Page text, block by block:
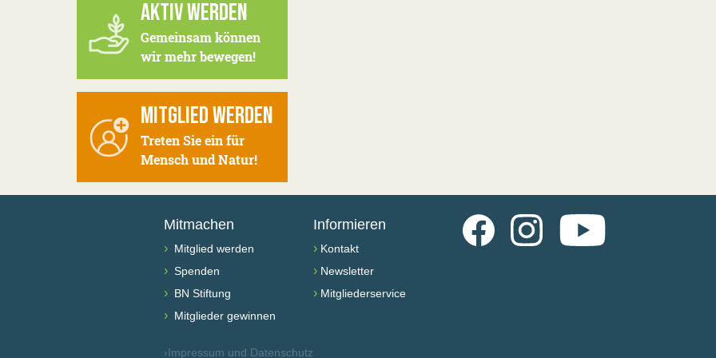
AKTIV WERDEN
Gemeinsam können
wir mehr bewegen!
MITGLIED WERDEN
Treten Sie ein für
Mensch und Natur!
Mitmachen
› Mitglied werden
› Spenden
› BN Stiftung
› Mitglieder gewinnen
Informieren
› Kontakt
› Newsletter
› Mitgliederservice
FacebookInstagramYouTube
›Impressum und Datenschutz